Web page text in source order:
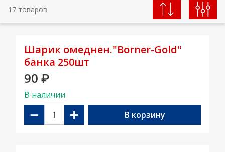
17 товаров
Шарик омеднен."Borner-Gold"
банка 250шт
90 ₽
В наличии
− + В корзину